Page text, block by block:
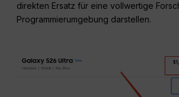
direkten Ersatz für eine vollwertige
Programmierumgebung darstellen.